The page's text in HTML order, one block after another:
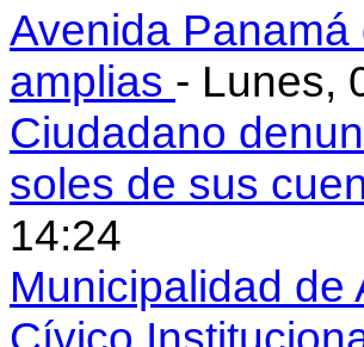
Avenida
amplias - Lunes,
Ciudadano
soles de sus
14:24
Municipalidad de